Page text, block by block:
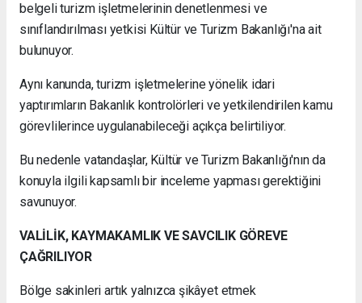
belgeli turizm işletmelerinin denetlenmesi ve
sınıflandırılması yetkisi Kültür ve Turizm Bakanlığı'na ait
bulunuyor.
Aynı kanunda, turizm işletmelerine yönelik idari
yaptırımların Bakanlık kontrolörleri ve yetkilendirilen kamu
görevlilerince uygulanabileceği açıkça belirtiliyor.
Bu nedenle vatandaşlar, Kültür ve Turizm Bakanlığı'nın da
konuyla ilgili kapsamlı bir inceleme yapması gerektiğini
savunuyor.
VALİLİK, KAYMAKAMLIK VE SAVCILIK GÖREVE
ÇAĞRILIYOR
Bölge sakinleri artık yalnızca şikâyet etmek